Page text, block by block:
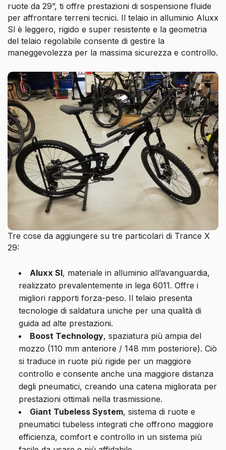
ruote da 29”, ti offre prestazioni di sospensione fluide
per affrontare terreni tecnici. Il telaio in alluminio Aluxx
Sl è leggero, rigido e super resistente e la geometria
del telaio regolabile consente di gestire la
maneggevolezza per la massima sicurezza e controllo.
Tre cose da aggiungere su tre particolari di Trance X
29:
Aluxx Sl, materiale in alluminio all’avanguardia,
realizzato prevalentemente in lega 6011. Offre i
migliori rapporti forza-peso. Il telaio presenta
tecnologie di saldatura uniche per una qualità di
guida ad alte prestazioni.
Boost Technology, spaziatura più ampia del
mozzo (110 mm anteriore / 148 mm posteriore). Ciò
si traduce in ruote più rigide per un maggiore
controllo e consente anche una maggiore distanza
degli pneumatici, creando una catena migliorata per
prestazioni ottimali nella trasmissione.
Giant Tubeless System, sistema di ruote e
pneumatici tubeless integrati che offrono maggiore
efficienza, comfort e controllo in un sistema più